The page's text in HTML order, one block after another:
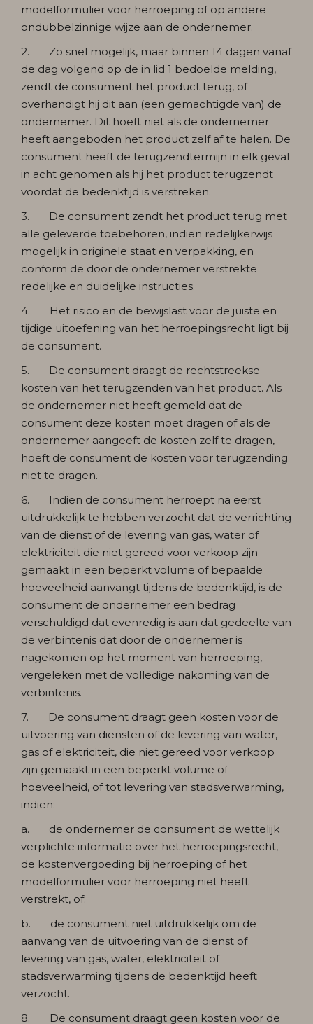
modelformulier voor herroeping of op andere
ondubbelzinnige wijze aan de ondernemer.
2. Zo snel mogelijk, maar binnen 14 dagen vanaf
de dag volgend op de in lid 1 bedoelde melding,
zendt de consument het product terug, of
overhandigt hij dit aan (een gemachtigde van) de
ondernemer. Dit hoeft niet als de ondernemer
heeft aangeboden het product zelf af te halen. De
consument heeft de terugzendtermijn in elk geval
in acht genomen als hij het product terugzendt
voordat de bedenktijd is verstreken.
3. De consument zendt het product terug met
alle geleverde toebehoren, indien redelijkerwijs
mogelijk in originele staat en verpakking, en
conform de door de ondernemer verstrekte
redelijke en duidelijke instructies.
4. Het risico en de bewijslast voor de juiste en
tijdige uitoefening van het herroepingsrecht ligt bij
de consument.
5. De consument draagt de rechtstreekse
kosten van het terugzenden van het product. Als
de ondernemer niet heeft gemeld dat de
consument deze kosten moet dragen of als de
ondernemer aangeeft de kosten zelf te dragen,
hoeft de consument de kosten voor terugzending
niet te dragen.
6. Indien de consument herroept na eerst
uitdrukkelijk te hebben verzocht dat de verrichting
van de dienst of de levering van gas, water of
elektriciteit die niet gereed voor verkoop zijn
gemaakt in een beperkt volume of bepaalde
hoeveelheid aanvangt tijdens de bedenktijd, is de
consument de ondernemer een bedrag
verschuldigd dat evenredig is aan dat gedeelte van
de verbintenis dat door de ondernemer is
nagekomen op het moment van herroeping,
vergeleken met de volledige nakoming van de
verbintenis.
7. De consument draagt geen kosten voor de
uitvoering van diensten of de levering van water,
gas of elektriciteit, die niet gereed voor verkoop
zijn gemaakt in een beperkt volume of
hoeveelheid, of tot levering van stadsverwarming,
indien:
a. de ondernemer de consument de wettelijk
verplichte informatie over het herroepingsrecht,
de kostenvergoeding bij herroeping of het
modelformulier voor herroeping niet heeft
verstrekt, of;
b. de consument niet uitdrukkelijk om de
aanvang van de uitvoering van de dienst of
levering van gas, water, elektriciteit of
stadsverwarming tijdens de bedenktijd heeft
verzocht.
8. De consument draagt geen kosten voor de